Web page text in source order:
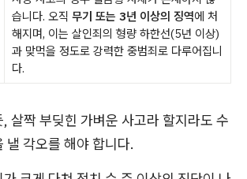
습니다. 오직 무기 또는 3년 이상의 징역에 처
해지며, 이는 살인죄의 형량 하한선(5년 이상)
과 맞먹을 정도로 강력한 중범죄로 다루어집니
다.
살짝 부딪힌 가벼운 사고라 할지라도 수
낼 각오를 해야 합니다.